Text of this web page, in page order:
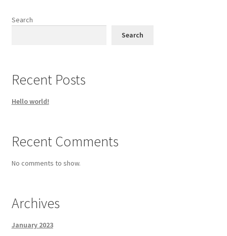
Search
Search
Recent Posts
Hello world!
Recent Comments
No comments to show.
Archives
January 2023